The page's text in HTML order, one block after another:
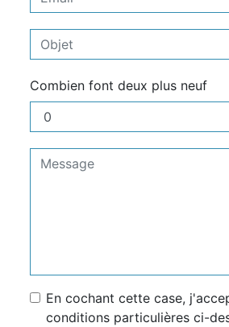
Combien font deux plus neuf
En cochant cette case,
conditions particulières ci-